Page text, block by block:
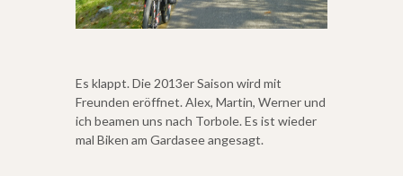
Es klappt. Die 2013er Saison wird mit
Freunden eröffnet. Alex, Martin, Werner und
ich beamen uns nach Torbole. Es ist wieder
mal Biken am Gardasee angesagt.